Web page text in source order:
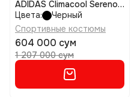
ADIDAS Climacool Sereno
размер m
Цвета:
Черный
Спортивные костюмы
604 000 сум
1 207 000 сум